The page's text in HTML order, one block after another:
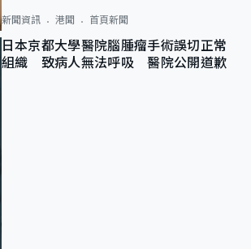
新聞資訊 港聞 首頁新聞
日本京都大學醫院腦腫瘤手術誤切正常
組織 致病人無法呼吸 醫院公開道歉